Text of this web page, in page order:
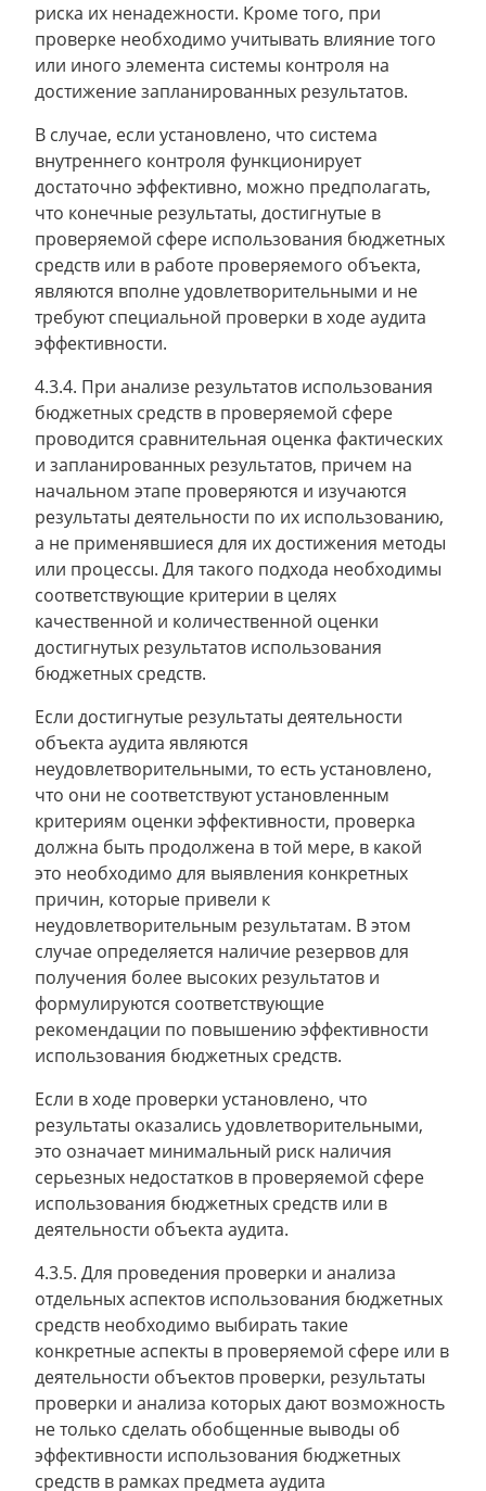
риска их ненадежности. Кроме того, при
проверке необходимо учитывать влияние того
или иного элемента системы контроля на
достижение запланированных результатов.
В случае, если установлено, что система
внутреннего контроля функционирует
достаточно эффективно, можно предполагать,
что конечные результаты, достигнутые в
проверяемой сфере использования бюджетных
средств или в работе проверяемого объекта,
являются вполне удовлетворительными и не
требуют специальной проверки в ходе аудита
эффективности.
4.3.4. При анализе результатов использования
бюджетных средств в проверяемой сфере
проводится сравнительная оценка фактических
и запланированных результатов, причем на
начальном этапе проверяются и изучаются
результаты деятельности по их использованию,
а не применявшиеся для их достижения методы
или процессы. Для такого подхода необходимы
соответствующие критерии в целях
качественной и количественной оценки
достигнутых результатов использования
бюджетных средств.
Если достигнутые результаты деятельности
объекта аудита являются
неудовлетворительными, то есть установлено,
что они не соответствуют установленным
критериям оценки эффективности, проверка
должна быть продолжена в той мере, в какой
это необходимо для выявления конкретных
причин, которые привели к
неудовлетворительным результатам. В этом
случае определяется наличие резервов для
получения более высоких результатов и
формулируются соответствующие
рекомендации по повышению эффективности
использования бюджетных средств.
Если в ходе проверки установлено, что
результаты оказались удовлетворительными,
это означает минимальный риск наличия
серьезных недостатков в проверяемой сфере
использования бюджетных средств или в
деятельности объекта аудита.
4.3.5. Для проведения проверки и анализа
отдельных аспектов использования бюджетных
средств необходимо выбирать такие
конкретные аспекты в проверяемой сфере или в
деятельности объектов проверки, результаты
проверки и анализа которых дают возможность
не только сделать обобщенные выводы об
эффективности использования бюджетных
средств в рамках предмета аудита